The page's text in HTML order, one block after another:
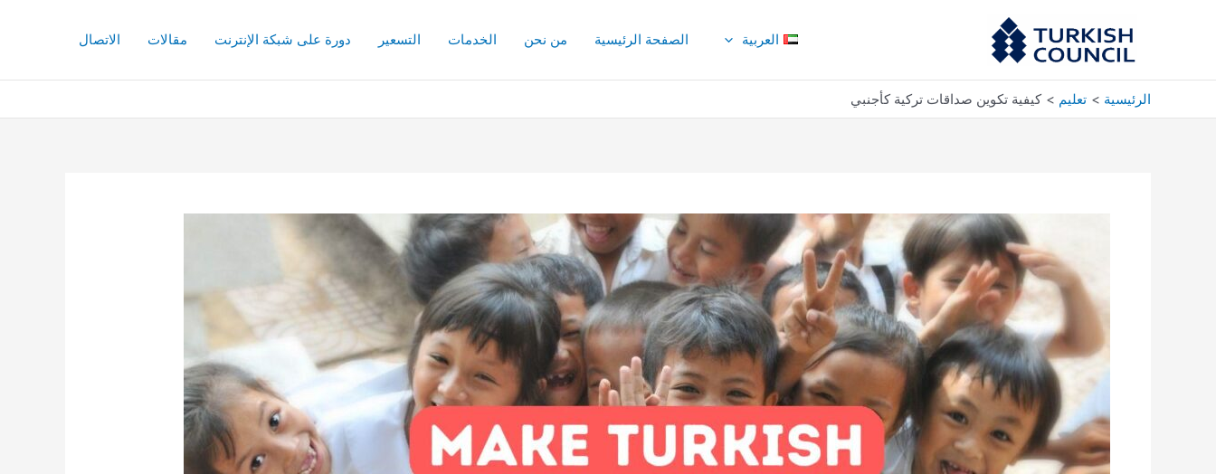
العربية الصفحة الرئيسية من نحن الخدمات التسعير دورة على شبكة الإنترنت مقالات الاتصال
الرئيسية تعليم كيفية تكوين صداقات تركية كأجنبي